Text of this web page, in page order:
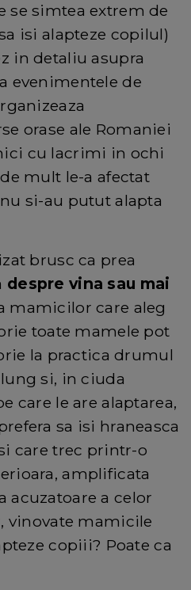
se simtea extrem de
isi alapteze copilul)
in detaliu asupra
evenimentele de
orase ale Romaniei
cu lacrimi in ochi
mult le-a afectat
si-au putut alapta
brusc ca prea
despre vina sau mai
mamicilor care aleg
toate mamele pot
la practica drumul
si, in ciuda
care le are alaptarea,
sa isi hraneasca
care trec printr-o
amplificata
acuzatoare a celor
vinovate mamicile
copiii? Poate ca